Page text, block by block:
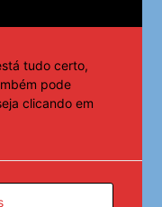
Davi Lucca atribui
mas reafirma apoio
tudo certo,
pode
clicando em